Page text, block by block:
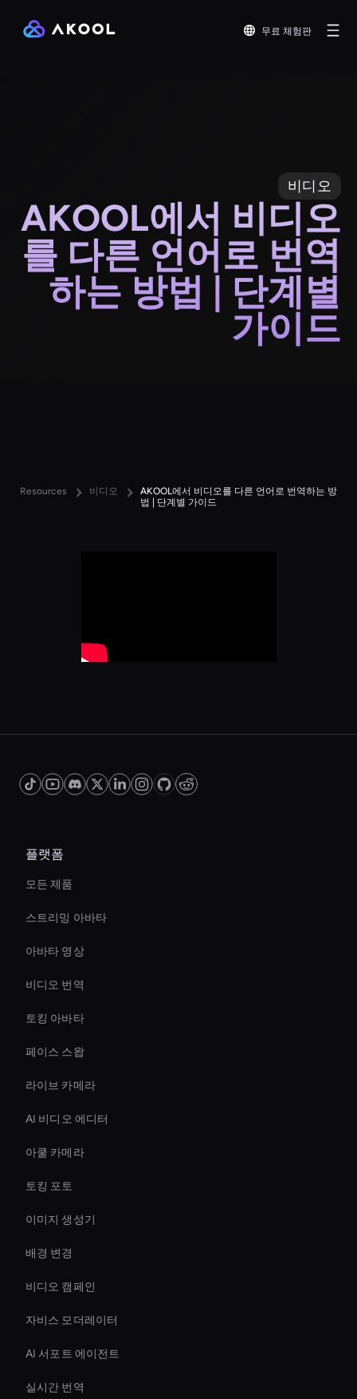
무료 체험판
비디오
AKOOL에서 비디오
를 다른 언어로 번역
하는 방법 | 단계별
가이드
Resources 비디오
AKOOL에서 비디오를 다른 언어로 번역하는 방
법 | 단계별 가이드
플랫폼
모든 제품
스트리밍 아바타
아바타 영상
비디오 번역
토킹 아바타
페이스 스왑
라이브 카메라
AI 비디오 에디터
아쿨 카메라
토킹 포토
이미지 생성기
배경 변경
비디오 캠페인
자비스 모더레이터
AI 서포트 에이전트
실시간 번역